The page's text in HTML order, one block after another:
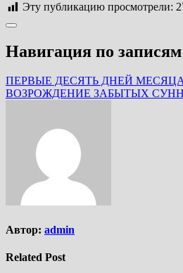
Эту публикацию просмотрели:
Навигация по записям
ПЕРВЫЕ ДЕСЯТЬ ДНЕЙ
ВОЗРОЖДЕНИЕ ЗАБЫТЫХ СУНН
Автор: admin
Related Post